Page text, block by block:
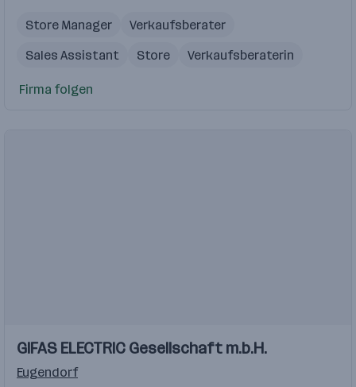
Store Manager
Verkaufsberater
Sales Assistant
Store Verkaufsberaterin
Firma folgen
Einblicke
GIFAS ELECTRIC Gesellschaft m.b.H.
Eugendorf